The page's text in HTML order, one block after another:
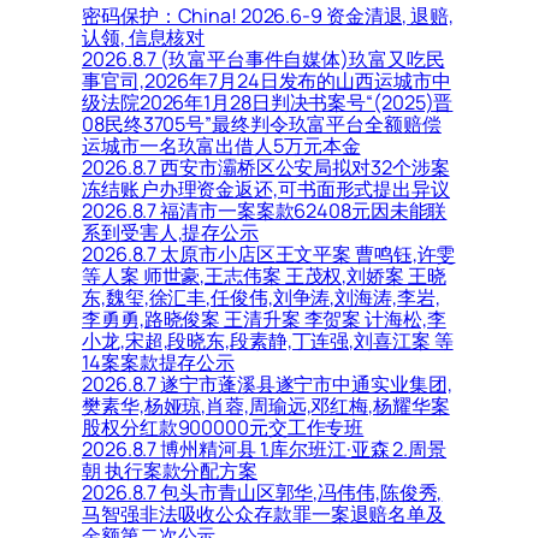
密码保护：China! 2026.6-9 资金清退, 退赔,
认领, 信息核对
2026.8.7 (玖富平台事件自媒体)玖富又吃民
事官司,2026年7月24日发布的山西运城市中
级法院2026年1月28日判决书案号“(2025)晋
08民终3705号”最终判令玖富平台全额赔偿
运城市一名玖富出借人5万元本金
2026.8.7 西安市灞桥区公安局拟对32个涉案
冻结账户办理资金返还,可书面形式提出异议
2026.8.7 福清市一案案款62408元因未能联
系到受害人,提存公示
2026.8.7 太原市小店区王文平案 曹鸣钰,许雯
等人案 师世豪,王志伟案 王茂权,刘娇案 王晓
东,魏玺,徐汇丰,任俊伟,刘争涛,刘海涛,李岩,
李勇勇,路晓俊案 王清升案 李贺案 计海松,李
小龙,宋超,段晓东,段素静,丁连强,刘喜江案 等
14案案款提存公示
2026.8.7 遂宁市蓬溪县遂宁市中通实业集团,
樊素华,杨娅琼,肖蓉,周瑜远,邓红梅,杨耀华案
股权分红款900000元交工作专班
2026.8.7 博州精河县 1.库尔班江·亚森 2.周景
朝 执行案款分配方案
2026.8.7 包头市青山区郭华,冯伟伟,陈俊秀,
马智强非法吸收公众存款罪一案退赔名单及